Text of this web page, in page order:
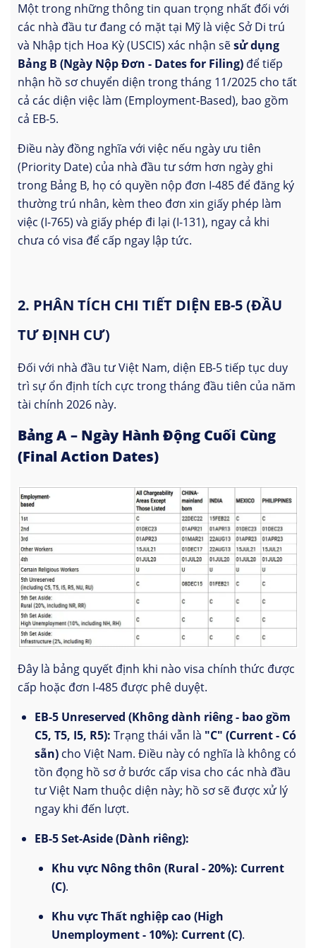
Một trong những thông tin quan trọng nhất đối với
các nhà đầu tư đang có mặt tại Mỹ là việc Sở Di trú
và Nhập tịch Hoa Kỳ (USCIS) xác nhận sẽsử dụng
Bảng B (Ngày Nộp Đơn - Dates for Filing) để tiếp
nhận hồ sơ chuyển diện trong tháng 11/2025 cho tất
cả các diện việc làm (Employment-Based), bao gồm
cả EB-5.
Điều này đồng nghĩa với việc nếu ngày ưu tiên
(Priority Date) của nhà đầu tư sớm hơn ngày ghi
trong Bảng B, họ có quyền nộp đơn I-485 để đăng ký
thường trú nhân, kèm theo đơn xin giấy phép làm
việc (I-765) và giấy phép đi lại (I-131), ngay cả khi
chưa có visa để cấp ngay lập tức.
2. PHÂN TÍCH CHI TIẾT DIỆN EB-5 (ĐẦU
TƯ ĐỊNH CƯ)
Đối với nhà đầu tư Việt Nam, diện EB-5 tiếp tục duy
trì sự ổn định tích cực trong tháng đầu tiên của năm
tài chính 2026 này.
Bảng A – Ngày Hành Động Cuối Cùng
(Final Action Dates)
Đây là bảng quyết định khi nào visa chính thức được
cấp hoặc đơn I-485 được phê duyệt.
EB-5 Unreserved (Không dành riêng - bao gồm
C5, T5, I5, R5): Trạng thái vẫn là "C" (Current - Có
sẵn) cho Việt Nam. Điều này có nghĩa là không có
tồn đọng hồ sơ ở bước cấp visa cho các nhà đầu
tư Việt Nam thuộc diện này; hồ sơ sẽ được xử lý
ngay khi đến lượt.
EB-5 Set-Aside (Dành riêng):
Khu vực Nông thôn (Rural - 20%): Current
(C).
Khu vực Thất nghiệp cao (High
Unemployment - 10%): Current (C).